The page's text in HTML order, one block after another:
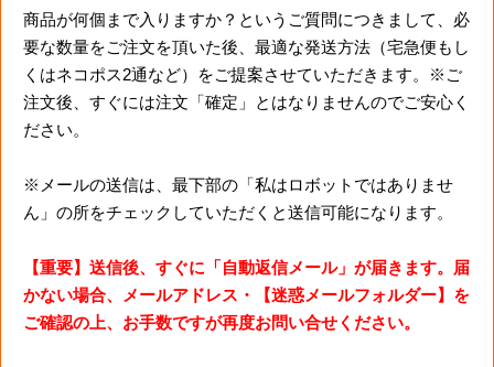
商品が何個まで入りますか？というご質問につきまして、必
要な数量をご注文を頂いた後、最適な発送方法（宅急便もし
くはネコポス2通など）をご提案させていただきます。※ご
注文後、すぐには注文「確定」とはなりませんのでご安心く
ださい。
※メールの送信は、最下部の「私はロボットではありませ
ん」の所をチェックしていただくと送信可能になります。
【重要】送信後、すぐに「自動返信メール」が届きます。届
かない場合、メールアドレス・【迷惑メールフォルダー】を
ご確認の上、お手数ですが再度お問い合せください。